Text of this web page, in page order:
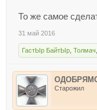
То же самое
31 май 2016
ГастЫр БайтЫр Толмач
Старожил